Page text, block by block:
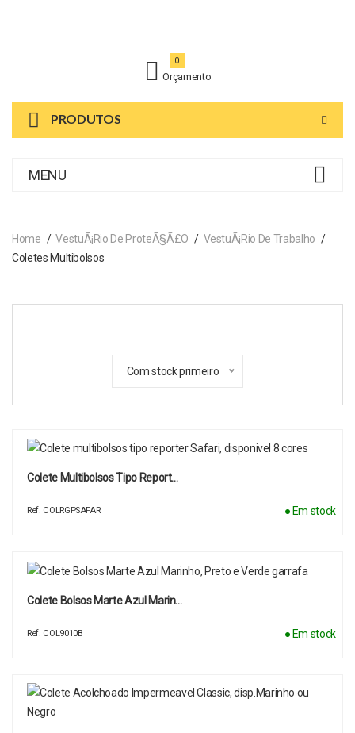
Orçamento
0
PRODUTOS
MENU
Home VestuÃ¡rio De ProteÃ§Ã£o
VestuÃ¡rio De Trabalho
Coletes Multibolsos
Com stock primeiro
Colete Multibolsos Tipo Report…
Ref. COLRGPSAFARI ● Em stock
Colete Bolsos Marte Azul Marin…
Ref. COL9010B ● Em stock